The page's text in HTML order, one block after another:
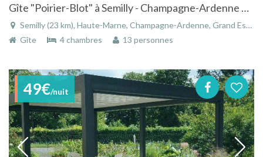
Gîte "Poirier-Blot" à Semilly - Champagne-Ardenne en bordure de forêt haute marnaise
Semilly (23 km), Haute-Marne, Champagne-Ardenne, Grand Est, France
Gîte
4 chambres 13 personnes
49€/nuit